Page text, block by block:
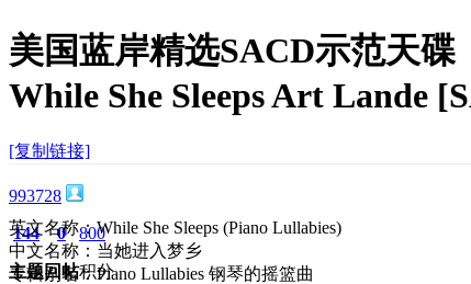
美国蓝岸精选SACD示范天碟
While She Sleeps Art Lande
[复制链接]
993728
144
主题
0
回帖
800
积分
英文名称：While She Sleeps (Piano Lullabies)
中文名称：当她进入梦乡
专辑别名：Piano Lullabies 钢琴的摇篮曲